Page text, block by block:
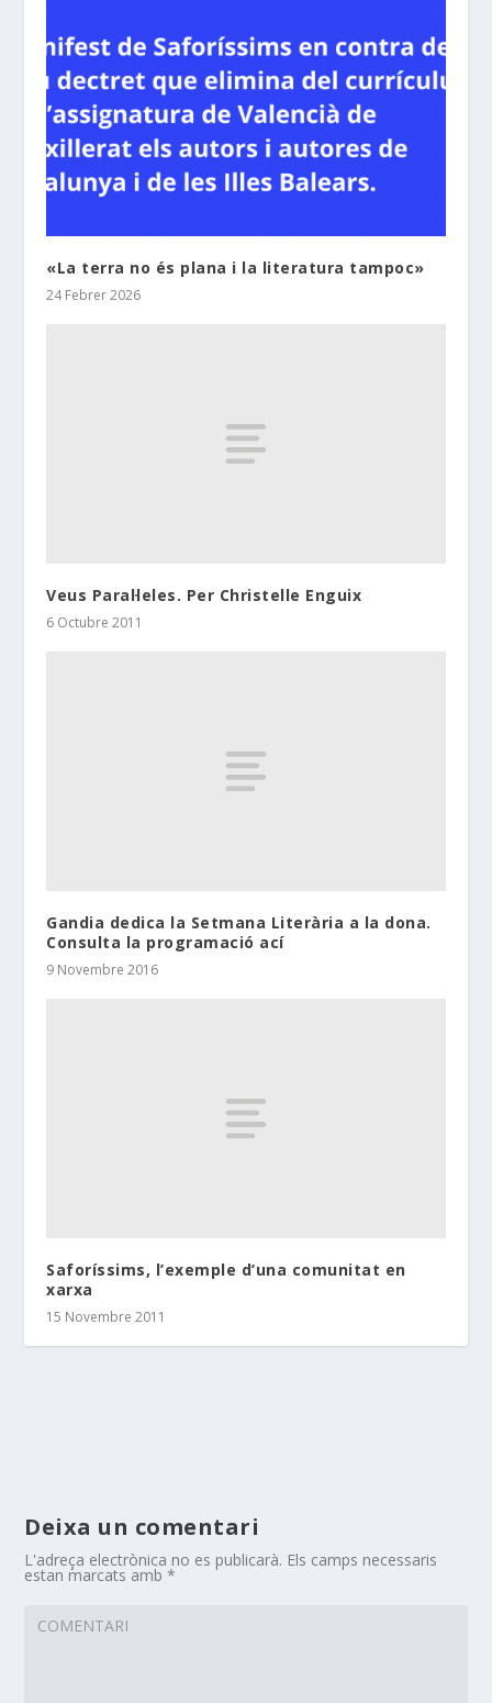
«La terra no és plana i la literatura tampoc»
24 Febrer 2026
Veus Paral·leles. Per Christelle Enguix
6 Octubre 2011
Gandia dedica la Setmana Literària a la dona.
Consulta la programació ací
9 Novembre 2016
Saforíssims, l’exemple d’una comunitat en
xarxa
15 Novembre 2011
Deixa un comentari
L'adreça electrònica no es publicarà. Els camps necessaris
estan marcats amb*